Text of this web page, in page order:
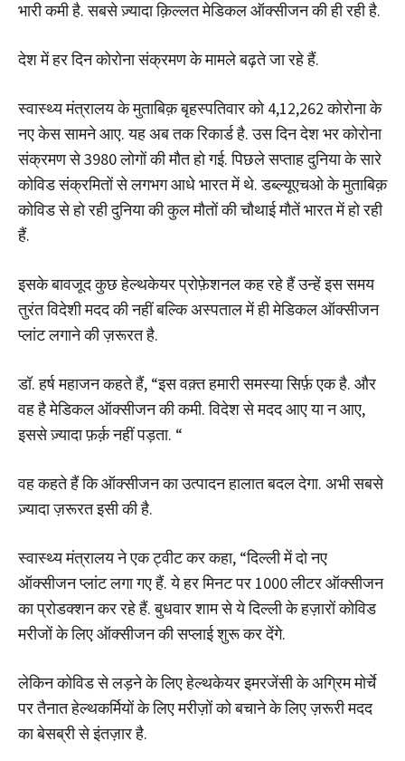
भारी कमी है. सबसे ज़्यादा क़िल्लत मेडिकल ऑक्सीजन की ही रही है.
देश में हर दिन कोरोना संक्रमण के मामले बढ़ते जा रहे हैं.
स्वास्थ्य मंत्रालय के मुताबिक़ बृहस्पतिवार को 4,12,262 कोरोना के
नए केस सामने आए. यह अब तक रिकार्ड है. उस दिन देश भर कोरोना
संक्रमण से 3980 लोगों की मौत हो गई. पिछले सप्ताह दुनिया के सारे
कोविड संक्रमितों से लगभग आधे भारत में थे. डब्ल्यूएचओ के मुताबिक़
कोविड से हो रही दुनिया की कुल मौतों की चौथाई मौतें भारत में हो रही
हैं.
इसके बावजूद कुछ हेल्थकेयर प्रोफ़ेशनल कह रहे हैं उन्हें इस समय
तुरंत विदेशी मदद की नहीं बल्कि अस्पताल में ही मेडिकल ऑक्सीजन
प्लांट लगाने की ज़रूरत है.
डॉ. हर्ष महाजन कहते हैं, “इस वक़्त हमारी समस्या सिर्फ़ एक है. और
वह है मेडिकल ऑक्सीजन की कमी. विदेश से मदद आए या न आए,
इससे ज़्यादा फ़र्क़ नहीं पड़ता. “
वह कहते हैं कि ऑक्सीजन का उत्पादन हालात बदल देगा. अभी सबसे
ज़्यादा ज़रूरत इसी की है.
स्वास्थ्य मंत्रालय ने एक ट्वीट कर कहा, “दिल्ली में दो नए
ऑक्सीजन प्लांट लगा गए हैं. ये हर मिनट पर 1000 लीटर ऑक्सीजन
का प्रोडक्शन कर रहे हैं. बुधवार शाम से ये दिल्ली के हज़ारों कोविड
मरीजों के लिए ऑक्सीजन की सप्लाई शुरू कर देंगे.
लेकिन कोविड से लड़ने के लिए हेल्थकेयर इमरजेंसी के अग्रिम मोर्चे
पर तैनात हेल्थकर्मियों के लिए मरीज़ों को बचाने के लिए ज़रूरी मदद
का बेसब्री से इंतज़ार है.